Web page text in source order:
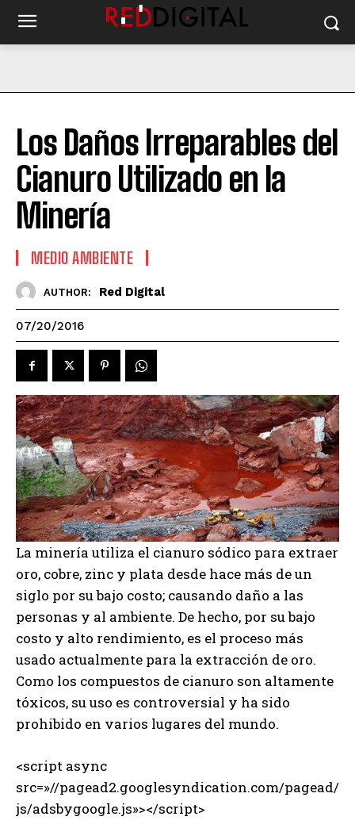
Los Daños Irreparables del
Cianuro Utilizado en la
Minería
MEDIO AMBIENTE
AUTHOR: Red Digital
07/20/2016
La minería utiliza el cianuro sódico para extraer
oro, cobre, zinc y plata desde hace más de un
siglo por su bajo costo; causando daño a las
personas y al ambiente. De hecho, por su bajo
costo y alto rendimiento, es el proceso más
usado actualmente para la extracción de oro.
Como los compuestos de cianuro son altamente
tóxicos, su uso es controversial y ha sido
prohibido en varios lugares del mundo.
<script async
src=»//pagead2.googlesyndication.com/pagead/
js/adsbygoogle.js»></script>